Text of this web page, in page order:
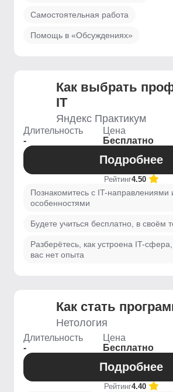
Самостоятельная работа
Помощь в «Обсуждениях»
Как выбрать
IT
Яндекс Практикум
Длительность
-
Цена
Бесплатно
Подробнее
Рейтинг4.50
Познакомитесь с IT-направлениями
особенностями
Будете учиться бесплатно, в своём
Разберётесь, как устроена IT-
вас нет опыта
Как стать
Нетология
Длительность
-
Цена
Бесплатно
Подробнее
Рейтинг4.40